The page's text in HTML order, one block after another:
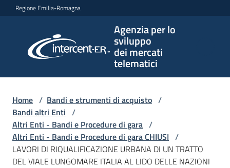
Vai al contenuto
Vai alla navigazione
Vai al footer
Regione Emilia-Romagna
Agenzia per lo
sviluppo
dei mercati
telematici
per lo
sviluppo
telematici
L'Agenzia
Home / Bandi e strumenti di acquisto /
Bandi altri Enti /
Altri Enti - Bandi e Procedure di gara /
Altri Enti - Bandi e Procedure di gara CHIUSI /
LAVORI DI RIQUALIFICAZIONE URBANA DI UN TRATTO
DEL VIALE LUNGOMARE ITALIA AL LIDO DELLE NAZIONI